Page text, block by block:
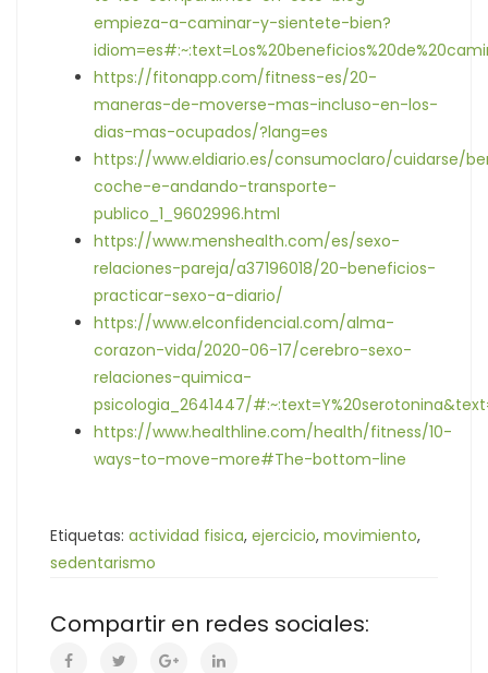
empieza-a-caminar-y-sientete-bien?
https://fitonapp.com/fitness-es/20-
maneras-de-moverse-mas-incluso-en-los-
dias-mas-ocupados/?lang=es
https://www.eldiario.es/consumoclaro/cuidarse/
coche-e-andando-transporte-
publico_1_9602996.html
https://www.menshealth.com/es/sexo-
relaciones-pareja/a37196018/20-beneficios-
practicar-sexo-a-diario/
https://www.elconfidencial.com/alma-
corazon-vida/2020-06-17/cerebro-sexo-
relaciones-quimica-
psicologia_2641447/
https://www.healthline.com/health/fitness/10-
ways-to-move-more#The-bottom-line
Etiquetas: actividad fisica, ejercicio, movimiento,
sedentarismo
Compartir en redes sociales: